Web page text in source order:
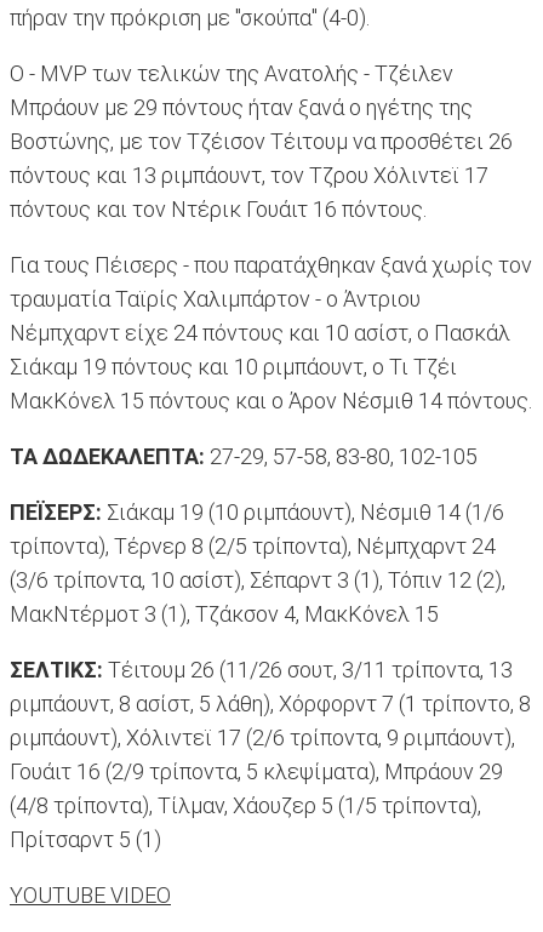
πήραν την πρόκριση με "σκούπα" (4-0).
Ο - MVP των τελικών της Ανατολής - Τζέιλεν
Μπράουν με 29 πόντους ήταν ξανά ο ηγέτης της
Βοστώνης, με τον Τζέισον Τέιτουμ να προσθέτει 26
πόντους και 13 ριμπάουντ, τον Τζρου Χόλιντεϊ 17
πόντους και τον Ντέρικ Γουάιτ 16 πόντους.
Για τους Πέισερς - που παρατάχθηκαν ξανά χωρίς τον
τραυματία Ταϊρίς Χαλιμπάρτον - ο Άντριου
Νέμπχαρντ είχε 24 πόντους και 10 ασίστ, ο Πασκάλ
Σιάκαμ 19 πόντους και 10 ριμπάουντ, ο Τι Τζέι
ΜακΚόνελ 15 πόντους και ο Άρον Νέσμιθ 14 πόντους.
ΤΑ ΔΩΔΕΚΑΛΕΠΤΑ: 27-29, 57-58, 83-80, 102-105
ΠΕΪΣΕΡΣ: Σιάκαμ 19 (10 ριμπάουντ), Νέσμιθ 14 (1/6
τρίποντα), Τέρνερ 8 (2/5 τρίποντα), Νέμπχαρντ 24
(3/6 τρίποντα, 10 ασίστ), Σέπαρντ 3 (1), Τόπιν 12 (2),
ΜακΝτέρμοτ 3 (1), Τζάκσον 4, ΜακΚόνελ 15
ΣΕΛΤΙΚΣ: Τέιτουμ 26 (11/26 σουτ, 3/11 τρίποντα, 13
ριμπάουντ, 8 ασίστ, 5 λάθη), Χόρφορντ 7 (1 τρίποντο, 8
ριμπάουντ), Χόλιντεϊ 17 (2/6 τρίποντα, 9 ριμπάουντ),
Γουάιτ 16 (2/9 τρίποντα, 5 κλεψίματα), Μπράουν 29
(4/8 τρίποντα), Τίλμαν, Χάουζερ 5 (1/5 τρίποντα),
Πρίτσαρντ 5 (1)
YOUTUBE VIDEO